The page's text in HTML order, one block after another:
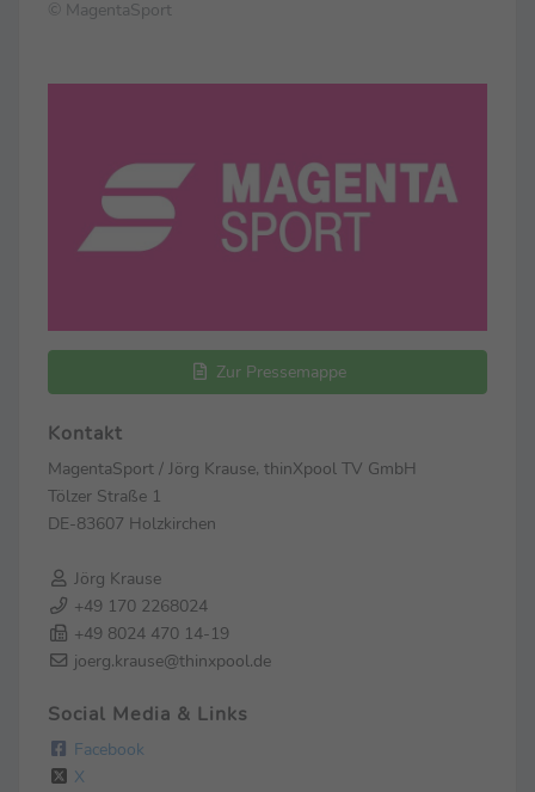
© MagentaSport
Zur Pressemappe
Kontakt
MagentaSport / Jörg Krause, thinXpool TV GmbH
Tölzer Straße 1
DE-83607 Holzkirchen
Jörg Krause
+49 170 2268024
+49 8024 470 14-19
joerg.krause@thinxpool.de
Social Media & Links
Facebook
X